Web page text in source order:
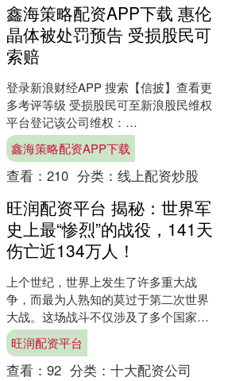
鑫海策略配资APP下载 惠伦
晶体被处罚预告 受损股民可
索赔
登录新浪财经APP 搜索【信披】查看更
多考评等级 受损股民可至新浪股民维权
平台登记该公司维权：
http://wq.finance.sina.com.cn/ 关注....
鑫海策略配资APP下载
查看： 210 分类： 线上配资炒股
旺润配资平台 揭秘：世界军
史上最“惨烈”的战役，141天
伤亡近134万人！
上个世纪，世界上发生了许多重大战
争，而最为人熟知的莫过于第二次世界
大战。这场战斗不仅涉及了多个国家，
且死伤惨重，影响深远，改变了全球的
政治格局和国际局势。然而，....
旺润配资平台
查看： 92 分类： 十大配资公司